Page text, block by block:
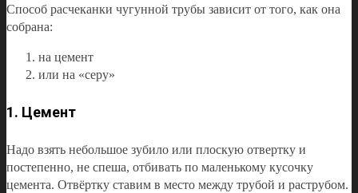
Способ расчеканки чугунной трубы зависит от того, как она
собрана:
на цемент
или на «серу»
1. Цемент
Надо взять небольшое зубило или плоскую отвертку и
постепенно, не спеша, отбивать по маленькому кусочку
цемента. Отвёртку ставим в место между трубой и раструбом.